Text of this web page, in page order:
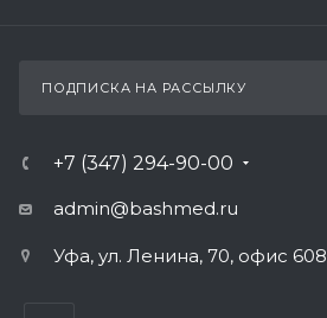
ПОДПИСКА НА РАССЫЛКУ
+7 (347) 294-90-00
admin@bashmed.ru
Уфа, ул. Ленина, 70, офис 608